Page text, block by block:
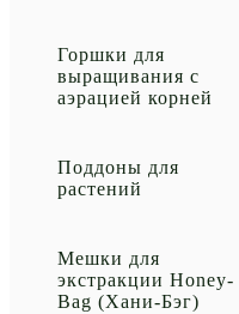
Горшки для
выращивания с
аэрацией корней
Поддоны для
растений
Мешки для
экстракции Honey-
Bag (Хани-Бэг)